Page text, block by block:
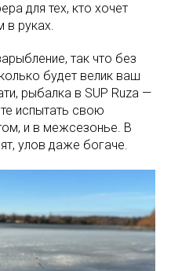
для тех, кто хочет
в руках.
так что без
будет велик ваш
рыбалка в SUP Ruza —
испытать свою
и в межсезонье. В
улов даже богаче.